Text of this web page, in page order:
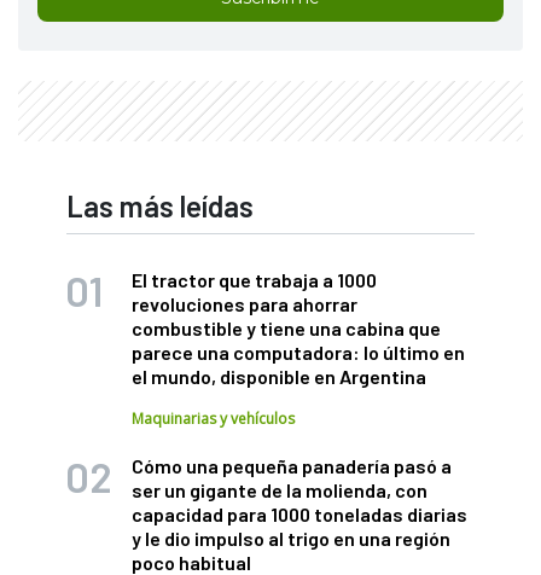
Las más leídas
El tractor que trabaja a 1000
revoluciones para ahorrar
combustible y tiene una cabina que
parece una computadora: lo último en
el mundo, disponible en Argentina
Maquinarias y vehículos
Cómo una pequeña panadería pasó a
ser un gigante de la molienda, con
capacidad para 1000 toneladas diarias
y le dio impulso al trigo en una región
poco habitual